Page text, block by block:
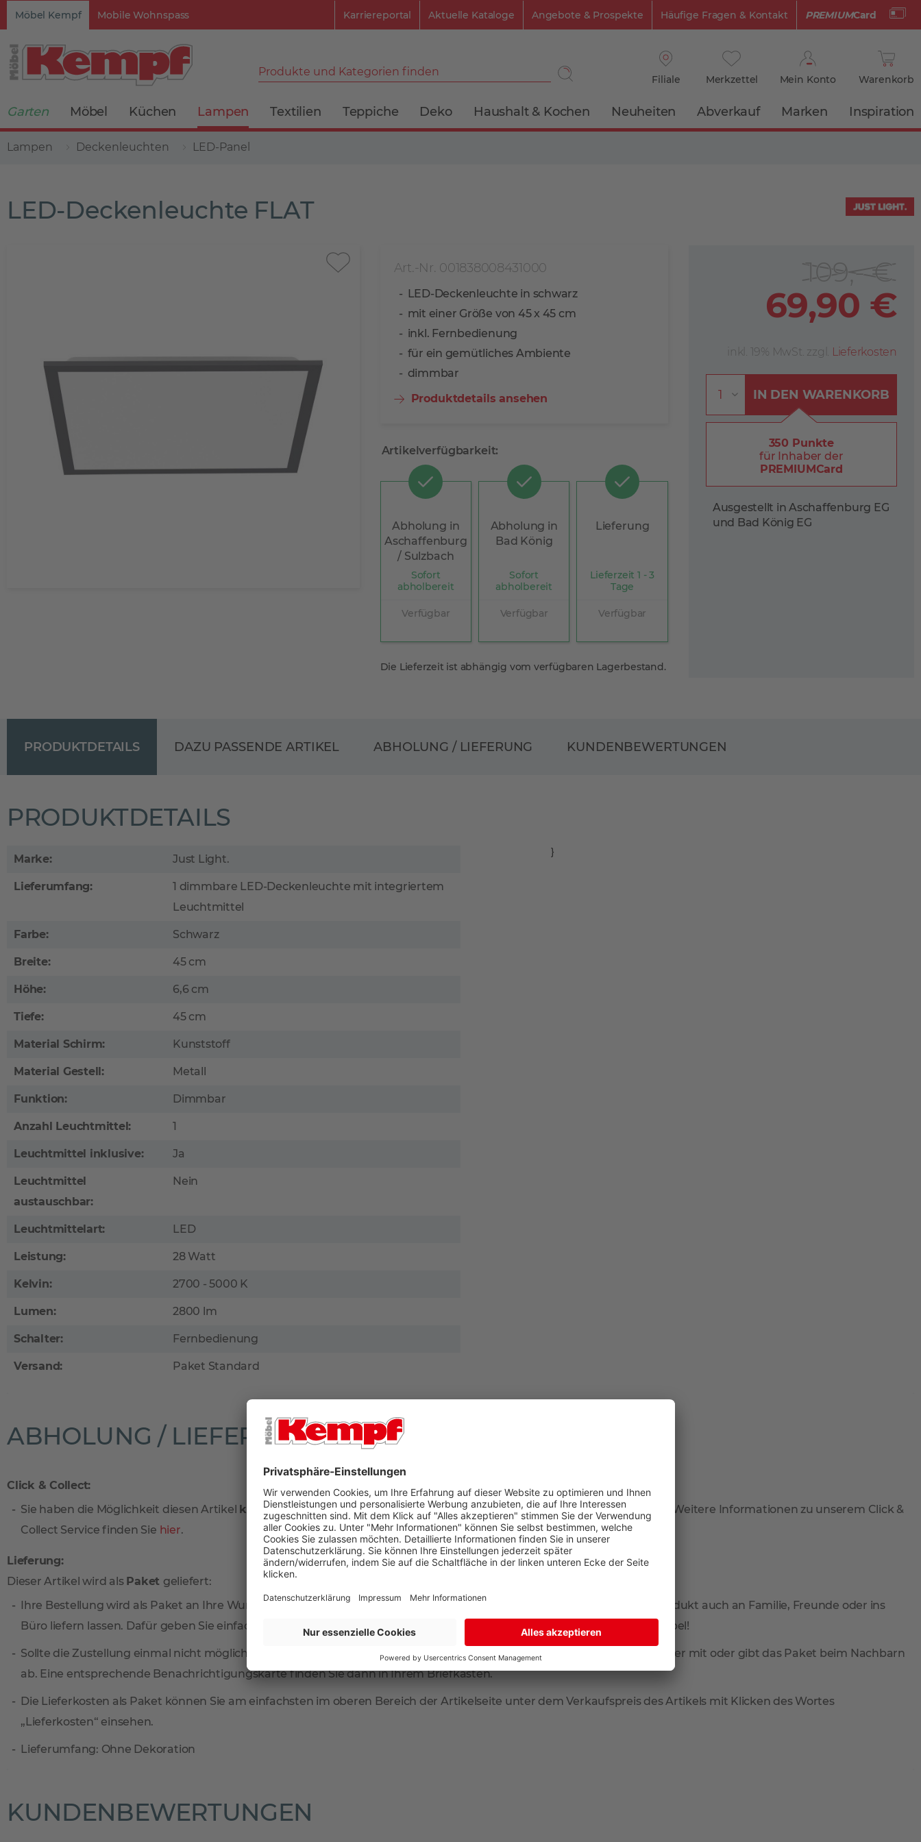
Möbel Kempf Mobile Wohnspass PREMIUMCard
Karriereportal Aktuelle Kataloge Angebote & Prospekte Häufige Fragen & Kontakt
Produkte und Kategorien finden
Filiale Merkzettel Mein Konto Warenkorb
Garten Möbel Küchen Lampen Textilien Teppiche Deko Haushalt & Kochen Neuheiten Abverkauf Marken Inspiration
Lampen Deckenleuchten LED-Panel
LED-Deckenleuchte FLAT
Art.-Nr. 001838008431000
LED-Deckenleuchte in schwarz
mit einer Größe von 45 x 45 cm
inkl. Fernbedienung
für ein gemütliches Ambiente
dimmbar
Produktdetails ansehen
Artikelverfügbarkeit:
Abholung in
Aschaffenburg
/ Sulzbach
Sofort
abholbereit
Verfügbar
Abholung in
Bad König
Sofort
abholbereit
Verfügbar
Lieferung
Lieferzeit 1 - 3
Tage
Verfügbar
Die Lieferzeit ist abhängig vom verfügbaren Lagerbestand.
69,90 €
109,- €
inkl. 19% MwSt. zzgl. Lieferkosten
IN DEN WARENKORB
350 Punkte
für Inhaber der
PREMIUMCard
Ausgestellt in Aschaffenburg EG
und Bad König EG
PRODUKTDETAILS
PRODUKTDETAILS
Marke: Just Light.
Lieferumfang:
1 dimmbare LED-Deckenleuchte mit integriertem
Leuchtmittel
Farbe: Schwarz
Breite: 45 cm
Höhe: 6,6 cm
Tiefe: 45 cm
Material Schirm: Kunststoff
Material Gestell: Metall
Funktion: Dimmbar
Anzahl Leuchtmittel: 1
Leuchtmittel inklusive: Ja
Leuchtmittel
austauschbar:
Nein
Leuchtmittelart: LED
Leistung: 28 Watt
Kelvin: 2700 - 5000 K
Lumen: 2800 lm
Schalter: Fernbedienung
Versand: Paket Standard
}
DAZU PASSENDE ARTIKEL ABHOLUNG / LIEFERUNG
ABHOLUNG / LIEFERUNG
Click & Collect:
Sie haben die Möglichkeit diesen Artikel kostenlosvor Ort in unseren Filialen Aschaffenburg oder Bad König abzuholen. Weitere Informationen zu unserem Click &
Collect Service finden Sie hier.
Lieferung:
Dieser Artikel wird als Paket geliefert:
Ihre Bestellung wird als Paket an Ihre Wunschadresse geliefert. Falls Sie tagsüber nicht zuhause sind, können Sie Ihr Produkt auch an Familie, Freunde oder ins
Büro liefern lassen. Dafür geben Sie einfach eine separate Lieferadresse zur Rechnungsadresse an. So sind Sie total flexibel!
Sollte die Zustellung einmal nicht möglich sein, nimmt der Paketdienstleister Ihr Produkt zur erneuten Anlieferung wieder mit oder gibt das Paket beim Nachbarn
ab. Eine entsprechende Benachrichtigungskarte finden Sie dann in Ihrem Briefkasten.
Die Lieferkosten als Paket können Sie am einfachsten im oberen Bereich der Artikelseite unter dem Verkaufspreis des Artikels mit Klicken des Wortes
„Lieferkosten“ einsehen.
Lieferumfang: Ohne Dekoration
KUNDENBEWERTUNGEN
KUNDENBEWERTUNGEN